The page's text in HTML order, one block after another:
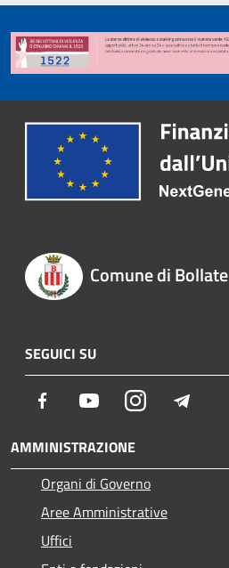
Comune di Bollate
SEGUICI SU
Facebook YoutubeInstagram
AMMINISTRAZIONE
Organi di Governo
Aree Amministrative
Uffici